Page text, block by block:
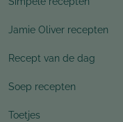
Jamie Oliver recepten
Recept van de dag
Soep recepten
Toetjes